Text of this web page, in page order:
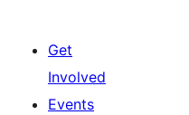
Get
Involved
Events